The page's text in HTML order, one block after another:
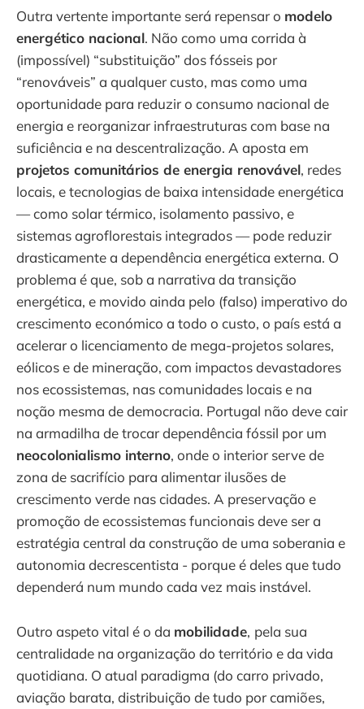
Outra vertente importante será repensar o modelo
energético nacional. Não como uma corrida à
(impossível) “substituição” dos fósseis por
“renováveis” a qualquer custo, mas como uma
oportunidade para reduzir o consumo nacional de
energia e reorganizar infraestruturas com base na
suficiência e na descentralização. A aposta em
projetos comunitários de energia renovável, redes
locais, e tecnologias de baixa intensidade energética
— como solar térmico, isolamento passivo, e
sistemas agroflorestais integrados — pode reduzir
drasticamente a dependência energética externa. O
problema é que, sob a narrativa da transição
energética, e movido ainda pelo (falso) imperativo do
crescimento económico a todo o custo, o país está a
acelerar o licenciamento de mega-projetos solares,
eólicos e de mineração, com impactos devastadores
nos ecossistemas, nas comunidades locais e na
noção mesma de democracia. Portugal não deve cair
na armadilha de trocar dependência fóssil por um
neocolonialismo interno, onde o interior serve de
zona de sacrifício para alimentar ilusões de
crescimento verde nas cidades. A preservação e
promoção de ecossistemas funcionais deve ser a
estratégia central da construção de uma soberania e
autonomia decrescentista - porque é deles que tudo
dependerá num mundo cada vez mais instável.
Outro aspeto vital é o da mobilidade, pela sua
centralidade na organização do território e da vida
quotidiana. O atual paradigma (do carro privado,
aviação barata, distribuição de tudo por camiões,